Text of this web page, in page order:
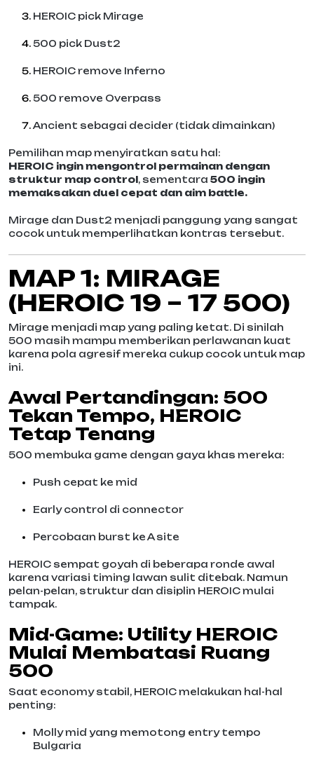
HEROIC pick Mirage
500 pick Dust2
HEROIC remove Inferno
500 remove Overpass
Ancient sebagai decider (tidak dimainkan)
Pemilihan map menyiratkan satu hal:
HEROIC ingin mengontrol permainan dengan
struktur map control, sementara 500 ingin
memaksakan duel cepat dan aim battle.
Mirage dan Dust2 menjadi panggung yang sangat
cocok untuk memperlihatkan kontras tersebut.
MAP 1: MIRAGE
(HEROIC 19 – 17 500)
Mirage menjadi map yang paling ketat. Di sinilah
500 masih mampu memberikan perlawanan kuat
karena pola agresif mereka cukup cocok untuk map
ini.
Awal Pertandingan: 500
Tekan Tempo, HEROIC
Tetap Tenang
500 membuka game dengan gaya khas mereka:
Push cepat ke mid
Early control di connector
Percobaan burst ke A site
HEROIC sempat goyah di beberapa ronde awal
karena variasi timing lawan sulit ditebak. Namun
pelan-pelan, struktur dan disiplin HEROIC mulai
tampak.
Mid-Game: Utility HEROIC
Mulai Membatasi Ruang
500
Saat economy stabil, HEROIC melakukan hal-hal
penting:
Molly mid yang memotong entry tempo
Bulgaria